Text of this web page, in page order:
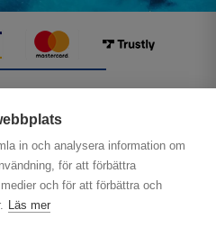
in och analysera information om
för att förbättra
och för att förbättra och
Läs mer